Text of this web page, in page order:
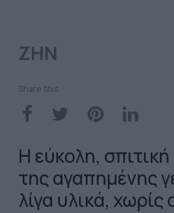
ΖΗΝ
Share this
Η εύκολη,
της αγαπημένης
λίγα υλικά, χωρίς